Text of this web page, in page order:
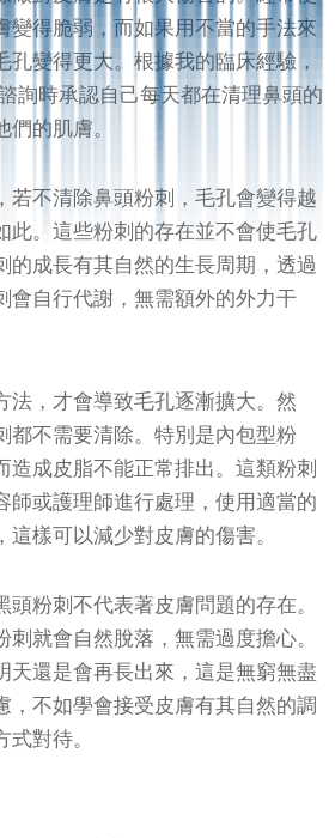
變得脆弱，而如果用不當的手法來
孔變得更大。根據我的臨床經驗，
詢時承認自己每天都在清理鼻頭的
的肌膚。
若不清除鼻頭粉刺，毛孔會變得越
此。這些粉刺的存在並不會使毛孔
的成長有其自然的生長周期，透過
會自行代謝，無需額外的外力干
法，才會導致毛孔逐漸擴大。然
都不需要清除。特別是內包型粉
造成皮脂不能正常排出。這類粉刺
師或護理師進行處理，使用適當的
樣可以減少對皮膚的傷害。
粉刺不代表著皮膚問題的存在。
刺就會自然脫落，無需過度擔心。
天還是會再長出來，這是無窮無盡
，不如學會接受皮膚有其自然的調
對待。